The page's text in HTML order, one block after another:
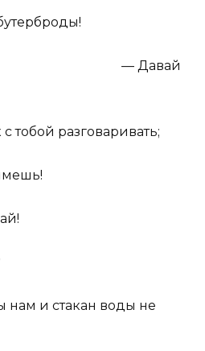
— Давай
тобой разговаривать;
нам и стакан воды не